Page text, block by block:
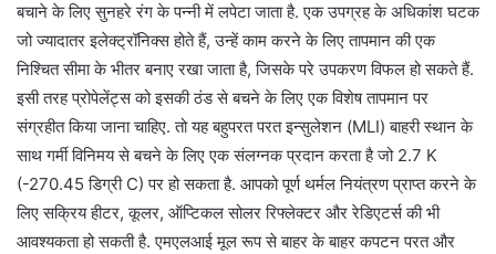
बचाने के लिए सुनहरे रंग के पन्नी में लपेटा जाता है. एक उपग्रह के अधिकांश घटक
जो ज्यादातर इलेक्ट्रॉनिक्स होते हैं, उन्हें काम करने के लिए तापमान की एक
निश्चित सीमा के भीतर बनाए रखा जाता है, जिसके परे उपकरण विफल हो सकते हैं.
इसी तरह प्रोपेलेंट्स को इसकी ठंड से बचने के लिए एक विशेष तापमान पर
संग्रहीत किया जाना चाहिए. तो यह बहुपरत परत इन्सुलेशन (MLI) बाहरी स्थान के
साथ गर्मी विनिमय से बचने के लिए एक संलग्नक प्रदान करता है जो 2.7 K
(-270.45 डिग्री C) पर हो सकता है. आपको पूर्ण थर्मल नियंत्रण प्राप्त करने के
लिए सक्रिय हीटर, कूलर, ऑप्टिकल सोलर रिफ्लेक्टर और रेडिएटर्स की भी
आवश्यकता हो सकती है. एमएलआई मूल रूप से बाहर के बाहर कपटन परत और